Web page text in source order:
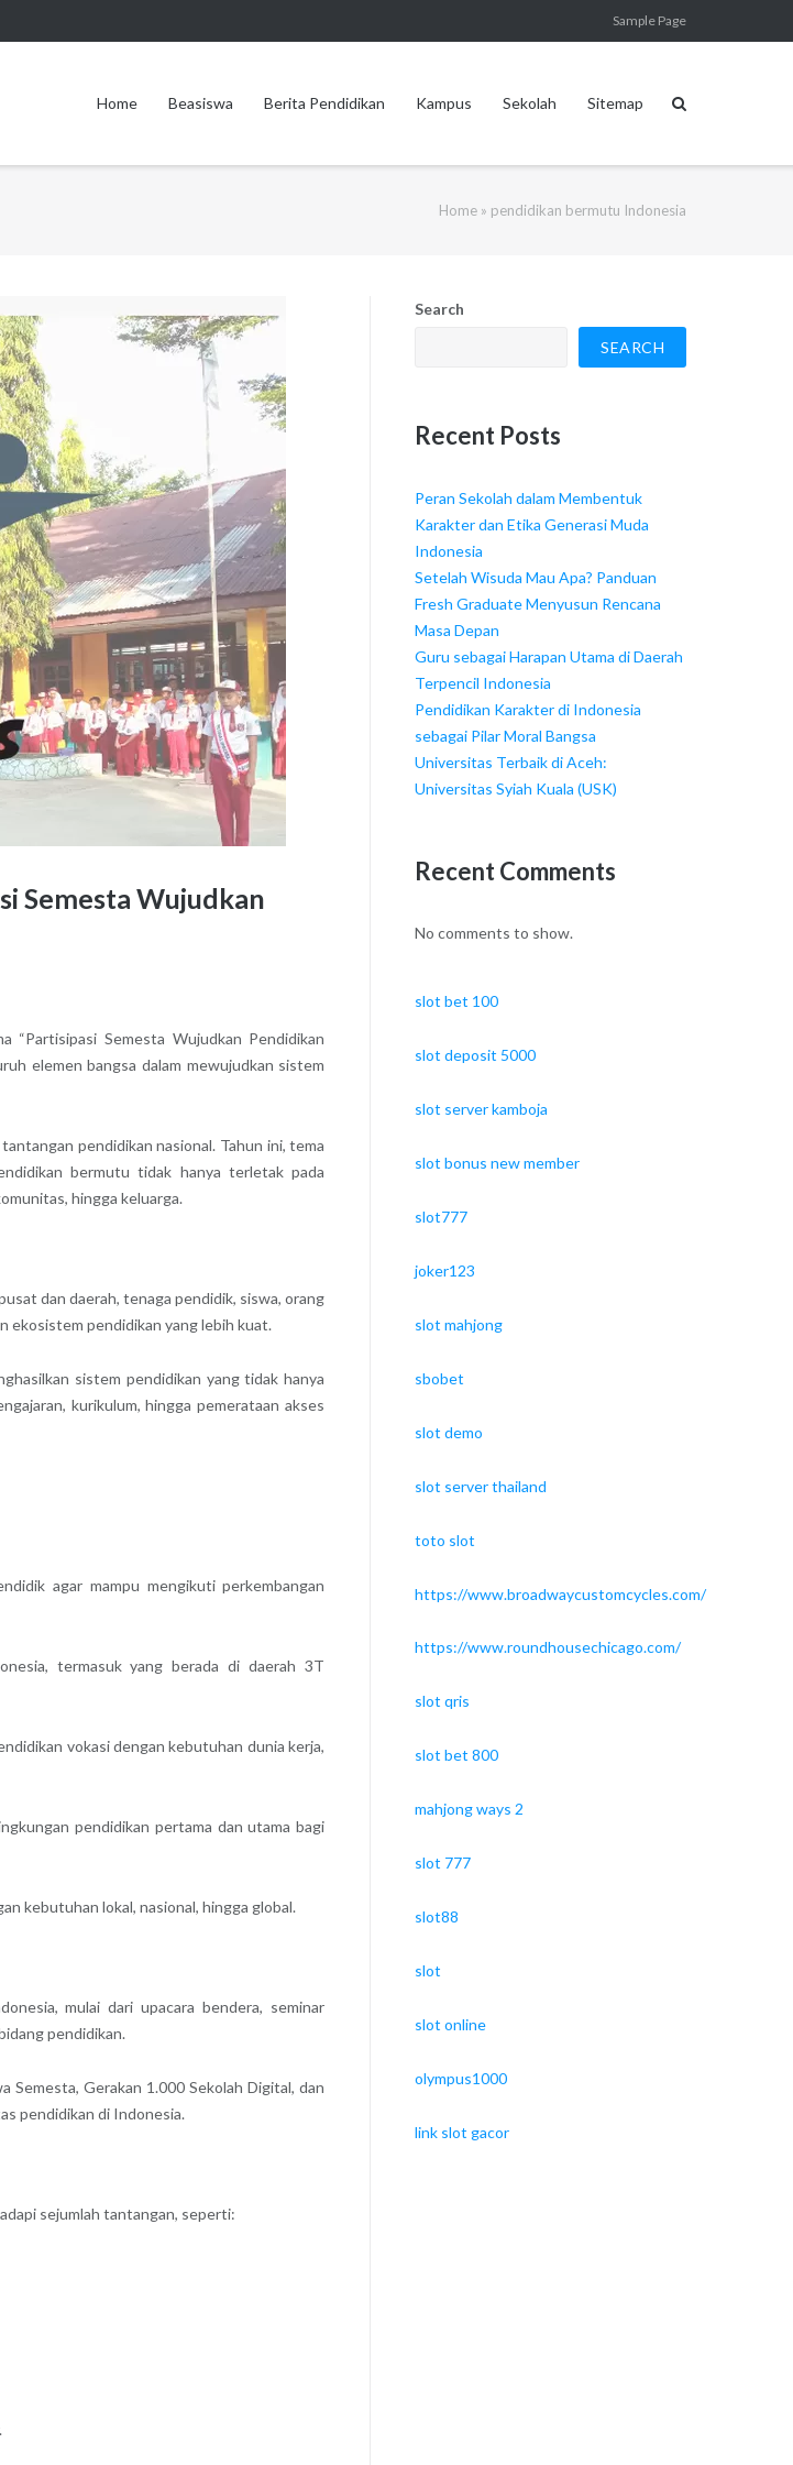
Sample Page
Home Beasiswa Berita Pendidikan Kampus Sekolah Sitemap
Home » pendidikan bermutu Indonesia
Semesta Wujudkan
Semesta Wujudkan Pendidikan
elemen bangsa dalam mewujudkan sistem
pendidikan nasional. Tahun ini, tema
bermutu tidak hanya terletak pada
hingga keluarga.
dan daerah, tenaga pendidik, siswa, orang
ekosistem pendidikan yang lebih kuat.
sistem pendidikan yang tidak hanya
kurikulum, hingga pemerataan akses
agar mampu mengikuti perkembangan
termasuk yang berada di daerah 3T
vokasi dengan kebutuhan dunia kerja,
pendidikan pertama dan utama bagi
kebutuhan lokal, nasional, hingga global.
mulai dari upacara bendera, seminar
pendidikan.
Semesta, Gerakan 1.000 Sekolah Digital, dan
pendidikan di Indonesia.
sejumlah tantangan, seperti:
Search
SEARCH
Recent Posts
Peran Sekolah dalam Membentuk
Karakter dan Etika Generasi Muda
Indonesia
Setelah Wisuda Mau Apa? Panduan
Fresh Graduate Menyusun Rencana
Masa Depan
Guru sebagai Harapan Utama di Daerah
Terpencil Indonesia
Pendidikan Karakter di Indonesia
sebagai Pilar Moral Bangsa
Universitas Terbaik di Aceh:
Universitas Syiah Kuala (USK)
Recent Comments
No comments to show.
slot bet 100
slot deposit 5000
slot server kamboja
slot bonus new member
slot777
joker123
slot mahjong
sbobet
slot demo
slot server thailand
toto slot
https://www.broadwaycustomcycles.com/
https://www.roundhousechicago.com/
slot qris
slot bet 800
mahjong ways 2
slot 777
slot88
slot
slot online
olympus1000
link slot gacor